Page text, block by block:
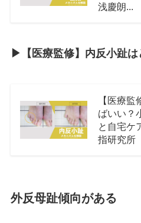
浅慶朗...
▶︎【医療監修】内反小趾は
【医療
ばいい？
と自宅ケ
指研究所
外反母趾傾向がある